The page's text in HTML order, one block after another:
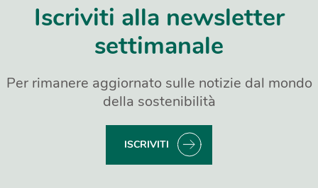
Iscriviti alla newsletter
settimanale
Per rimanere aggiornato sulle notizie dal mondo
della sostenibilità
ISCRIVITI